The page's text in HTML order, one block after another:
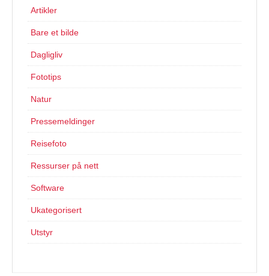
Artikler
Bare et bilde
Dagligliv
Fototips
Natur
Pressemeldinger
Reisefoto
Ressurser på nett
Software
Ukategorisert
Utstyr